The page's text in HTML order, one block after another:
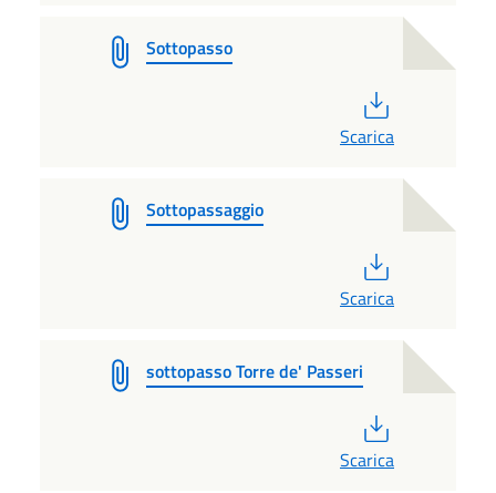
Sottopasso
Scarica
Sottopassaggio
Scarica
sottopasso Torre de' Passeri
Scarica